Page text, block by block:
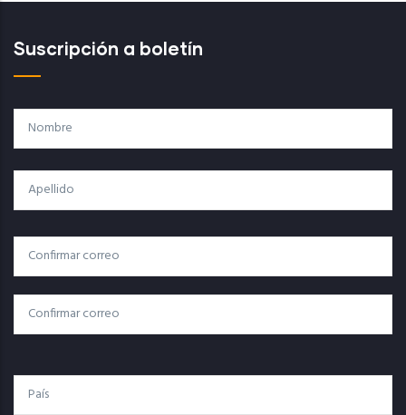
Suscripción a boletín
Nombre
Apellido
Correo
Electrónico
Correo Electrónico
Confirmar Correo
País